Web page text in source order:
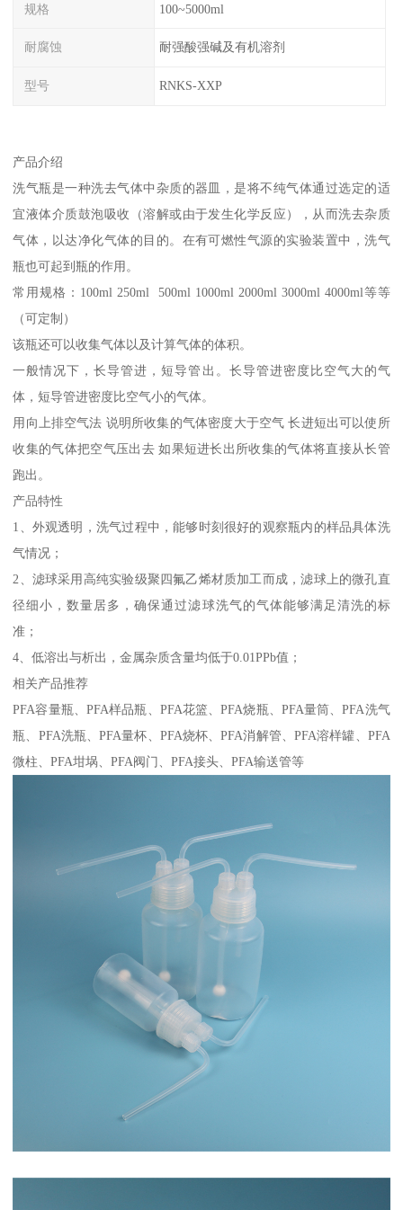
规格 100~5000ml
耐腐蚀 耐强酸强碱及有机溶剂
型号 RNKS-XXP
产品介绍
洗气瓶是一种洗去气体中杂质的器皿，是将不纯气体通过选定的适
宜液体介质鼓泡吸收（溶解或由于发生化学反应），从而洗去杂质
气体，以达净化气体的目的。在有可燃性气源的实验装置中，洗气
瓶也可起到瓶的作用。
常用规格：100ml 250ml 500ml 1000ml 2000ml 3000ml 4000ml等等
（可定制）
该瓶还可以收集气体以及计算气体的体积。
一般情况下，长导管进，短导管出。长导管进密度比空气大的气
体，短导管进密度比空气小的气体。
用向上排空气法 说明所收集的气体密度大于空气 长进短出可以使所
收集的气体把空气压出去 如果短进长出所收集的气体将直接从长管
跑出。
产品特性
1、外观透明，洗气过程中，能够时刻很好的观察瓶内的样品具体洗
气情况；
2、滤球采用高纯实验级聚四氟乙烯材质加工而成，滤球上的微孔直
径细小，数量居多，确保通过滤球洗气的气体能够满足清洗的标
准；
4、低溶出与析出，金属杂质含量均低于0.01PPb值；
相关产品推荐
PFA容量瓶、PFA样品瓶、PFA花篮、PFA烧瓶、PFA量筒、PFA洗气
瓶、PFA洗瓶、PFA量杯、PFA烧杯、PFA消解管、PFA溶样罐、PFA
微柱、PFA坩埚、PFA阀门、PFA接头、PFA输送管等